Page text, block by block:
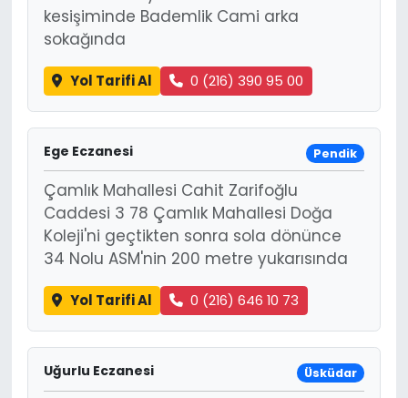
kesişiminde Bademlik Cami arka
sokağında
Yol Tarifi Al 0 (216) 390 95 00
Ege Eczanesi Pendik
Çamlık Mahallesi Cahit Zarifoğlu
Caddesi 3 78 Çamlık Mahallesi Doğa
Koleji'ni geçtikten sonra sola dönünce
34 Nolu ASM'nin 200 metre yukarısında
Yol Tarifi Al 0 (216) 646 10 73
Uğurlu Eczanesi Üsküdar